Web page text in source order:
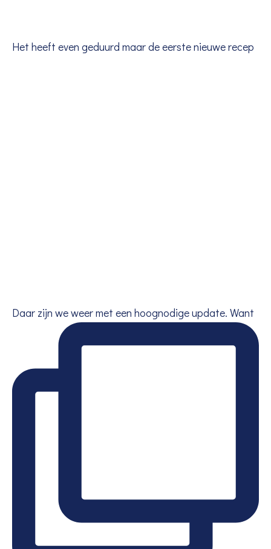
Het heeft even geduurd maar de eerste nieuwe recep
Daar zijn we weer met een hoognodige update. Want